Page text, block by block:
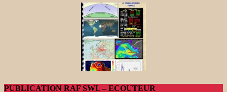
PUBLICATION RAF SWL – ECOUTEUR